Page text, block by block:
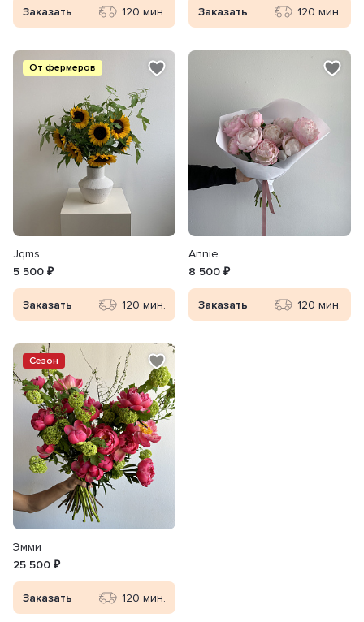
Заказать 120 мин. Заказать 120 мин.
От фермеров
Jqms
5 500 ₽
Заказать 120 мин.
Annie
8 500 ₽
Заказать 120 мин.
Сезон
Эмми
25 500 ₽
Заказать 120 мин.